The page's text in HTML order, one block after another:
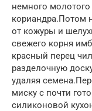
немного
кориандра.Потом
от кожуры и
свежего корня
красный перец
разделочную
удаляя
миску с почти
силиконовой